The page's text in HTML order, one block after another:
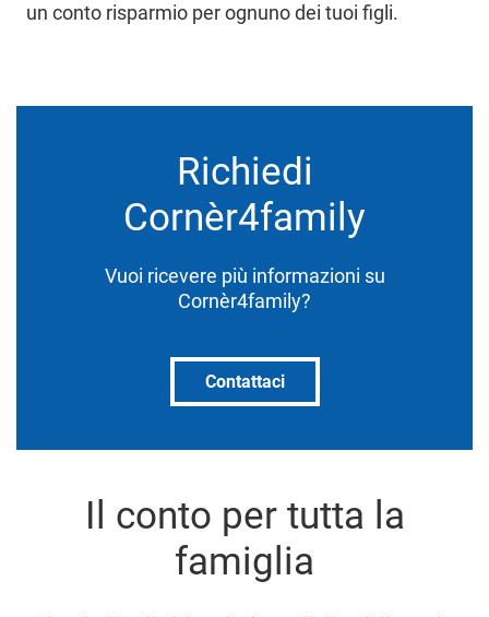
un conto risparmio per ognuno dei tuoi figli.
Richiedi
Cornèr4family
Vuoi ricevere più informazioni su
Cornèr4family?
Contattaci
Il conto per tutta la
famiglia